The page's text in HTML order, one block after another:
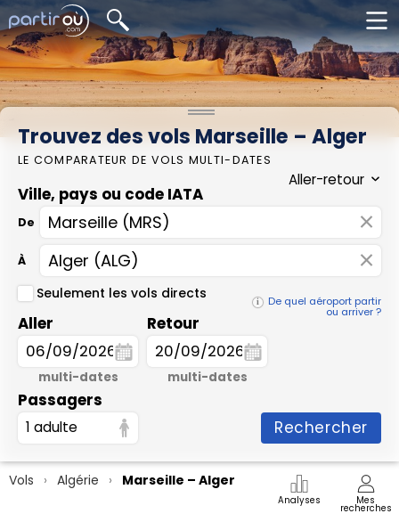
Trouvez des vols Marseille – Alger
LE COMPARATEUR DE VOLS MULTI-DATES
Ville, pays ou code IATA
De ×
À ×
De quel aéroport partir
ou arriver ?
Seulement les vols directs
Aller
multi-dates
Retour
multi-dates
Passagers
1 adulte Rechercher
Vols Algérie Marseille – Alger
Analyses Mes
recherches